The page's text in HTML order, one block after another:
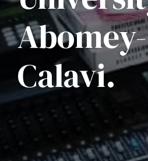
Abomey-
Calavi.